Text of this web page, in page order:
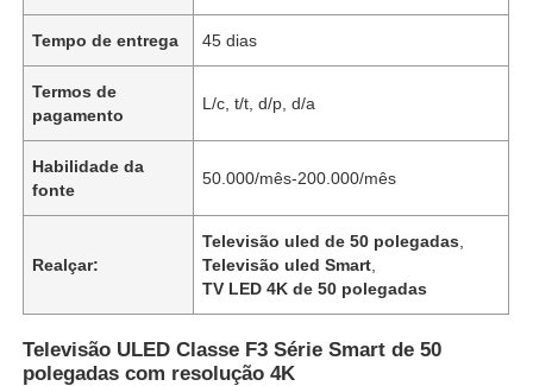
Tempo de entrega 45 dias
Termos de
pagamento
L/c, t/t, d/p, d/a
Habilidade da
fonte
50.000/mês-200.000/mês
Realçar:
Televisão uled de 50 polegadas
Televisão uled Smart
TV LED 4K de 50 polegadas
Televisão ULED Classe F3 Série Smart de 50
polegadas com resolução 4K